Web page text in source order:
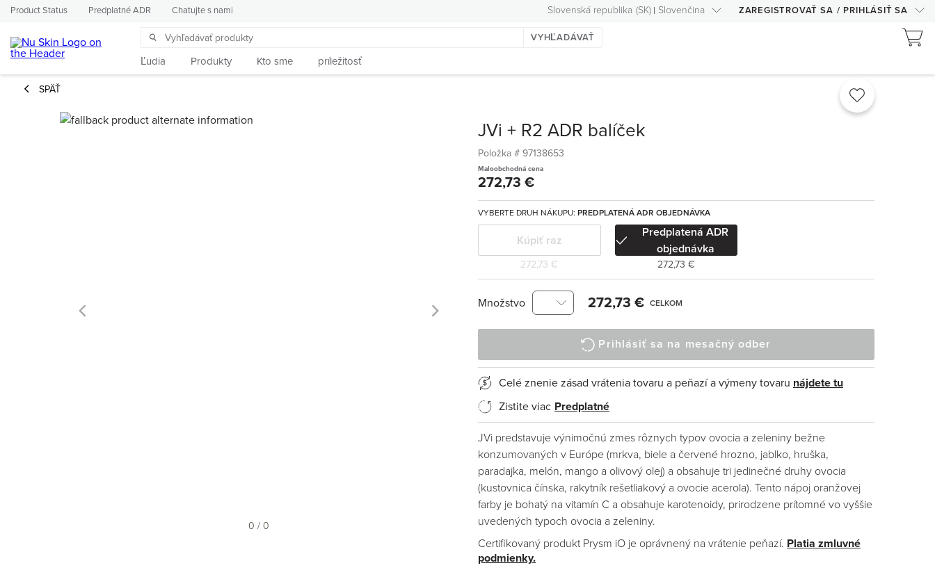
Product Status Predplatné ADR Chatujte s nami Slovenská republika (SK) Slovenčina ZAREGISTROVAŤ SA / PRIHLÁSIŤ SA
VYHĽADÁVAŤ
Ľudia Produkty Kto sme príležitosť
SPÄŤ
0 / 0
JVi + R2 ADR balíček
Položka # 97138653
Maloobchodná cena
272,73 €
VYBERTE DRUH NÁKUPU: PREDPLATENÁ ADR OBJEDNÁVKA
Kúpiť raz
272,73 €
Predplatená ADR
objednávka
272,73 €
Množstvo 272,73 € CELKOM
Prihlásiť sa na mesačný odber
Celé znenie zásad vrátenia tovaru a peňazí a výmeny tovaru nájdete tu
Zistite viac Predplatné
JVi predstavuje výnimočnú zmes rôznych typov ovocia a zeleniny bežne
konzumovaných v Európe (mrkva, biele a červené hrozno, jablko, hruška,
paradajka, melón, mango a olivový olej) a obsahuje tri jedinečné druhy ovocia
(kustovnica čínska, rakytník rešetliakový a ovocie acerola). Tento nápoj oranžovej
farby je bohatý na vitamín C a obsahuje karotenoidy, prirodzene prítomné vo vyššie
uvedených typoch ovocia a zeleniny.
Certifikovaný produkt Prysm iO je oprávnený na vrátenie peňazí. Platia zmluvné
podmienky.